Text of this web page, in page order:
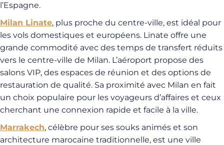
l’Espagne.
Milan Linate, plus proche du centre-ville, est idéal pour
les vols domestiques et européens. Linate offre une
grande commodité avec des temps de transfert réduits
vers le centre-ville de Milan. L’aéroport propose des
salons VIP, des espaces de réunion et des options de
restauration de qualité. Sa proximité avec Milan en fait
un choix populaire pour les voyageurs d’affaires et ceux
cherchant une connexion rapide et facile à la ville.
Marrakech, célèbre pour ses souks animés et son
architecture marocaine traditionnelle, est une ville